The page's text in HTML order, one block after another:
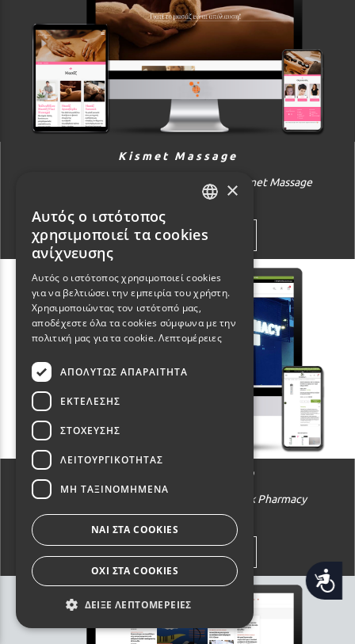
Προσβασιμότητα
Kismet Massage
Κατασκευή Ιστοσελίδας της εταιρείας Kismet Massage
ΔΙΑΒΑΣΤΕ ΠΕΡΙΣΣΟΤΕΡΑ
Το Μαύρο Φαρμακείο
Κατασκευή Eshop της εταιρείας The Black Pharmacy
×
Αυτός ο ιστότοπος
χρησιμοποιεί τα cookies
ανίχνευσης
Αυτός ο ιστότοπος χρησιμοποιεί cookies
για να βελτιώσει την εμπειρία του χρήστη.
Χρησιμοποιώντας τον ιστότοπό μας,
αποδέχεστε όλα τα cookies σύμφωνα με την
πολιτική μας για τα cookie. Λεπτομέρειες
ΑΠΟΛΎΤΩΣ ΑΠΑΡΑΊΤΗΤΑ
ΕΚΤΈΛΕΣΗΣ
ΣΤΌΧΕΥΣΗΣ
ΛΕΙΤΟΥΡΓΙΚΌΤΗΤΑΣ
ΜΗ ΤΑΞΙΝΟΜΗΜΈΝΑ
ΝΑΙ ΣΤΑ COOKIES
ΟΧΙ ΣΤΑ COOKIES
ΔΕΊΞΕ ΛΕΠΤΟΜΈΡΕΙΕΣ